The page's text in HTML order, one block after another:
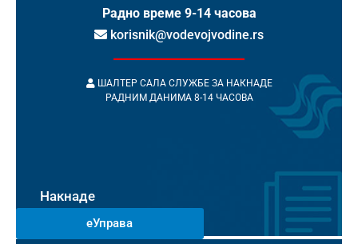
Радно време 9-14 часова
korisnik@vodevojvodine.rs
ШАЛТЕР САЛА СЛУЖБЕ ЗА НАКНАДЕ
РАДНИМ ДАНИМА 8-14 ЧАСОВА
Накнаде
еУправа